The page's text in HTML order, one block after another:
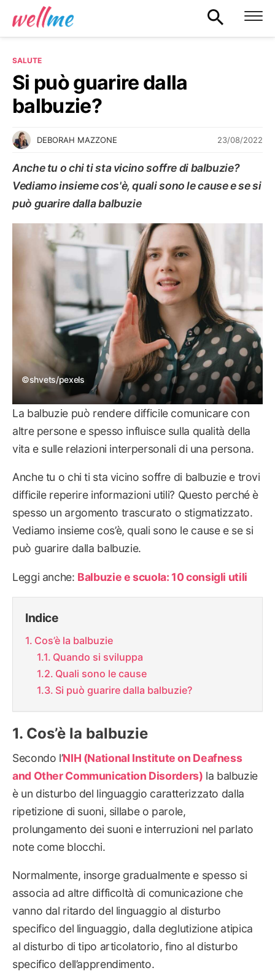
SALUTE
Si può guarire dalla
balbuzie?
DEBORAH MAZZONE 23/08/2022
Anche tu o chi ti sta vicino soffre di balbuzie?
Vediamo insieme cos'è, quali sono le cause e se si
può guarire dalla balbuzie
©shvets/pexels
La balbuzie può rendere difficile comunicare con
altre persone e spesso influisce sulla qualità della
vita e sulle relazioni interpersonali di una persona.
Anche tu o chi ti sta vicino soffre di balbuzie e trovi
difficile reperire informazioni utili? Questo perché è
spesso un argomento trascurato o stigmatizzato.
Vediamo insieme cos’è, quali sono le cause e se si
può guarire dalla balbuzie.
Leggi anche: Balbuzie e scuola: 10 consigli utili
Indice
Cos’è la balbuzie
Quando si sviluppa
Quali sono le cause
Si può guarire dalla balbuzie?
Cos’è la balbuzie
Secondo l’NIH (National Institute on Deafness
and Other Communication Disorders) la balbuzie
è un disturbo del linguaggio caratterizzato dalla
ripetizione di suoni, sillabe o parole,
prolungamento dei suoni e interruzioni nel parlato
note come blocchi.
Normalmente, insorge gradualmente e spesso si
associa ad altre difficoltà di comunicazione che
vanno dal ritardo del linguaggio al disturbo
specifico del linguaggio, dalla deglutizione atipica
al disturbo di tipo articolatorio, fino al disturbo
specifico dell’apprendimento.